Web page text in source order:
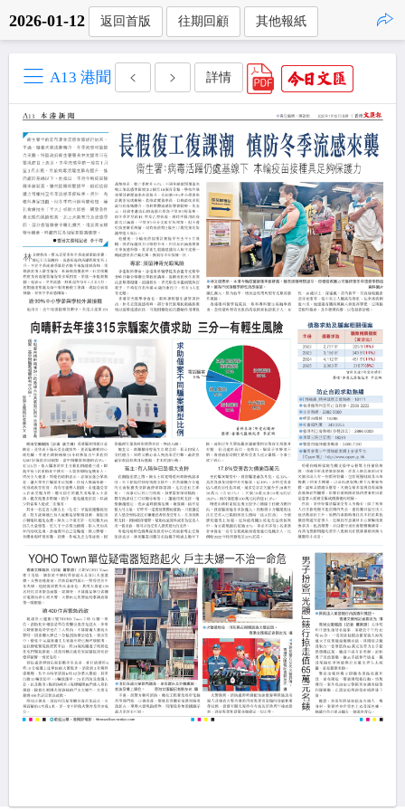
2026-01-12 返回首版 往期回顧 其他報紙
A13 港聞 詳情